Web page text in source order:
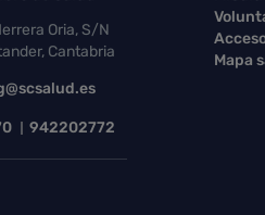
Oria, S/N
Cantabria
942202772
Mapa